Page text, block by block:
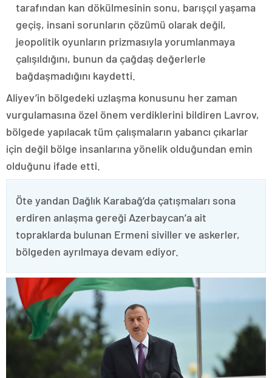
tarafından kan dökülmesinin sonu, barışçıl yaşama
geçiş, insani sorunların çözümü olarak değil,
jeopolitik oyunların prizmasıyla yorumlanmaya
çalışıldığını, bunun da çağdaş değerlerle
bağdaşmadığını kaydetti.
Aliyev’in bölgedeki uzlaşma konusunu her zaman
vurgulamasına özel önem verdiklerini bildiren Lavrov,
bölgede yapılacak tüm çalışmaların yabancı çıkarlar
için değil bölge insanlarına yönelik olduğundan emin
olduğunu ifade etti.
Öte yandan Dağlık Karabağ’da çatışmaları sona
erdiren anlaşma gereği Azerbaycan’a ait
topraklarda bulunan Ermeni siviller ve askerler,
bölgeden ayrılmaya devam ediyor.